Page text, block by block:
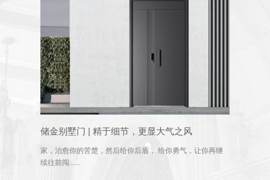
储金别墅门 | 精于细节，更显大气之风
家，治愈你的苦楚，然后给你后盾， 给你勇气，让你再继
续往前闯......